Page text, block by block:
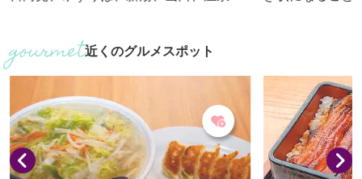
には、「四万（よんまん）の病に効く温
泉」ということからこの名がついた、と
の言い伝えがあります。 肌に吸い付くよ
うな湯の特徴は、炭酸水素塩泉、硫化塩
泉、硫黄泉を併せ持つ「三大美人泉
質」。クレンジング、デトックス、保湿
が期待できる「美肌の湯」として高く...
自然が作り出し
はないでしょ
下流約130mの
りとわかるも
35㎝～1.5m、
5㎝～2...
近くのグルメスポット